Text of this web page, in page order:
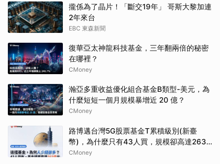
攏係為了晶片！「斷交19年」 哥斯大黎加連
2年來台
EBC 東森新聞
復華亞太神龍科技基金，三年翻兩倍的秘密
在哪裡？
CMoney
瀚亞多重收益優化組合基金B類型-美元，為
什麼短短一個月規模暴增近 20 億？
CMoney
路博邁台灣5G股票基金T累積級別(新臺
幣)，為什麼只有43人買，規模卻高達263
億？
CMoney